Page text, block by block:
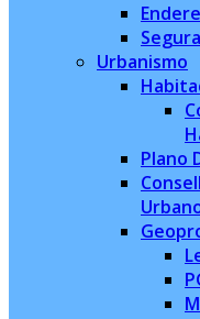
Urbanismo
Plano